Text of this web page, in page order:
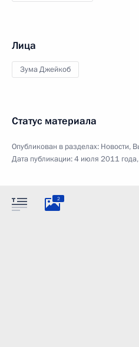
Лица
Зума Джейкоб
Статус материала
Опубликован в разделах: Новости,
Дата публикации:4 июля 2011
2